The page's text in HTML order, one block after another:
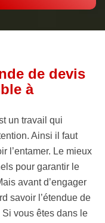
de devis
à
un travail qui
Ainsi il faut
l’entamer. Le mieux
pour garantir le
avant d’engager
savoir l’étendue de
vous êtes dans le